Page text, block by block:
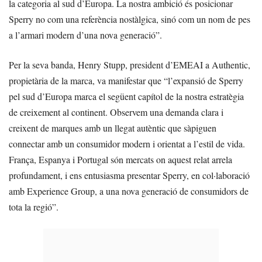
la categoria al sud d’Europa. La nostra ambició és posicionar
Sperry no com una referència nostàlgica, sinó com un nom de pes
a l’armari modern d’una nova generació”.
Per la seva banda, Henry Stupp, president d’EMEAI a Authentic,
propietària de la marca, va manifestar que “l’expansió de Sperry
pel sud d’Europa marca el següent capítol de la nostra estratègia
de creixement al continent. Observem una demanda clara i
creixent de marques amb un llegat autèntic que sàpiguen
connectar amb un consumidor modern i orientat a l’estil de vida.
França, Espanya i Portugal són mercats on aquest relat arrela
profundament, i ens entusiasma presentar Sperry, en col·laboració
amb Experience Group, a una nova generació de consumidors de
tota la regió”.